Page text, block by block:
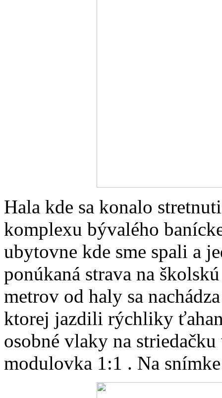
Hala kde sa konalo
komplexu bývalého
ubytovne kde sme spali a
ponúkaná strava na
metrov od haly sa
ktorej jazdili rýchliky
osobné vlaky na
modulovka 1:1 . Na